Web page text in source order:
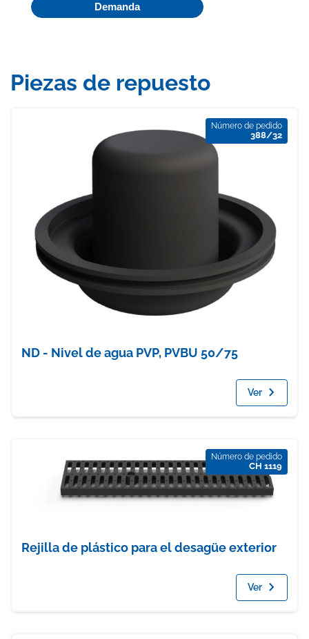
Demanda
Piezas de repuesto
Número de pedido
388/32
ND - Nivel de agua PVP, PVBU 50/75
Ver
Número de pedido
CH 1119
Rejilla de plástico para el desagüe exterior
Ver